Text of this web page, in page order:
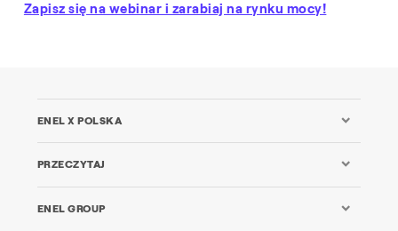
Zapisz się na webinar i zarabiaj na rynku mocy!
ENEL X POLSKA
PRZECZYTAJ
ENEL GROUP